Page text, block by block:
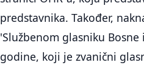
predstavnika. Također,
'Službenom glasniku
godine, koji je zvanični